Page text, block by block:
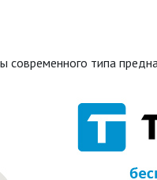
современного типа